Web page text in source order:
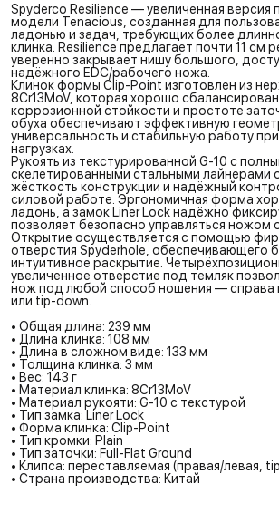
Spyderco Resilience — увеличенная версия
модели Tenacious, созданная для
ладонью и задач, требующих более
клинка. Resilience предлагает почти 11 см
уверенно закрывает нишу большого,
надёжного EDC/рабочего ножа.
Клинок формы Clip-Point изготовлен из
8Cr13MoV, которая хорошо
коррозионной стойкости и простоте
обуха обеспечивают эффективную
универсальность и стабильную работу
нагрузках.
Рукоять из текстурированной G-10 с
скелетированными стальными лайнерами
жёсткость конструкции и надёжный
силовой работе. Эргономичная форма
ладонь, а замок Liner Lock надёжно
позволяет безопасно управляться ножом
Открытие осуществляется с помощью
отверстия Spyderhole, обеспечивающего
интуитивное раскрытие.
увеличенное отверстие под темляк
нож под любой способ ношения — справа
или tip-down.
• Общая длина: 239 мм
• Длина клинка: 108 мм
• Длина в сложном виде: 133 мм
• Толщина клинка: 3 мм
• Вес: 143 г
• Материал клинка: 8Cr13MoV
• Материал рукояти: G-10 с текстурой
• Тип замка: Liner Lock
• Форма клинка: Clip-Point
• Тип кромки: Plain
• Тип заточки: Full-Flat Ground
• Клипса: переставляемая (правая/левая,
• Страна производства: Китай